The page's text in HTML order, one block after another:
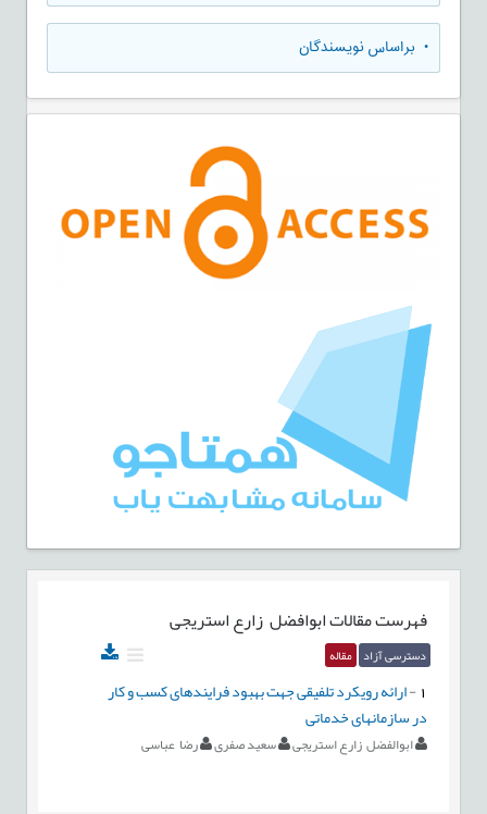
• براساس نویسندگان
فهرست مقالاتابوافضل زارع استریجی
دسترسی آزاد مقاله
-ارائه رویکرد تلفیقی جهت بهبود فرایندهای کسب و کار
در سازمانهای خدماتی
ابوالفضل زارع استریجی سعید صفری رضا عباسی